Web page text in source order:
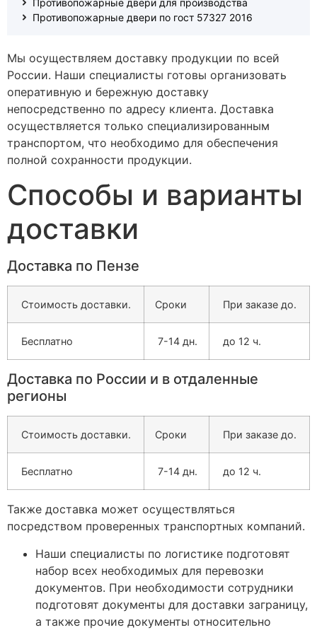
Противопожарные двери для производства
Противопожарные двери по гост 57327 2016
Мы осуществляем доставку продукции по всей
России. Наши специалисты готовы организовать
оперативную и бережную доставку
непосредственно по адресу клиента. Доставка
осуществляется только специализированным
транспортом, что необходимо для обеспечения
полной сохранности продукции.
Способы и варианты
доставки
Доставка по Пензе
Стоимость доставки. Сроки При заказе до.
Бесплатно 7-14 дн. до 12 ч.
Доставка по России и в отдаленные
регионы
Стоимость доставки. Сроки При заказе до.
Бесплатно 7-14 дн. до 12 ч.
Также доставка может осуществляться
посредством проверенных транспортных компаний.
Наши специалисты по логистике подготовят
набор всех необходимых для перевозки
документов. При необходимости сотрудники
подготовят документы для доставки заграницу,
а также прочие документы относительно